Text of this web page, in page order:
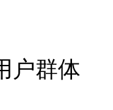
群体